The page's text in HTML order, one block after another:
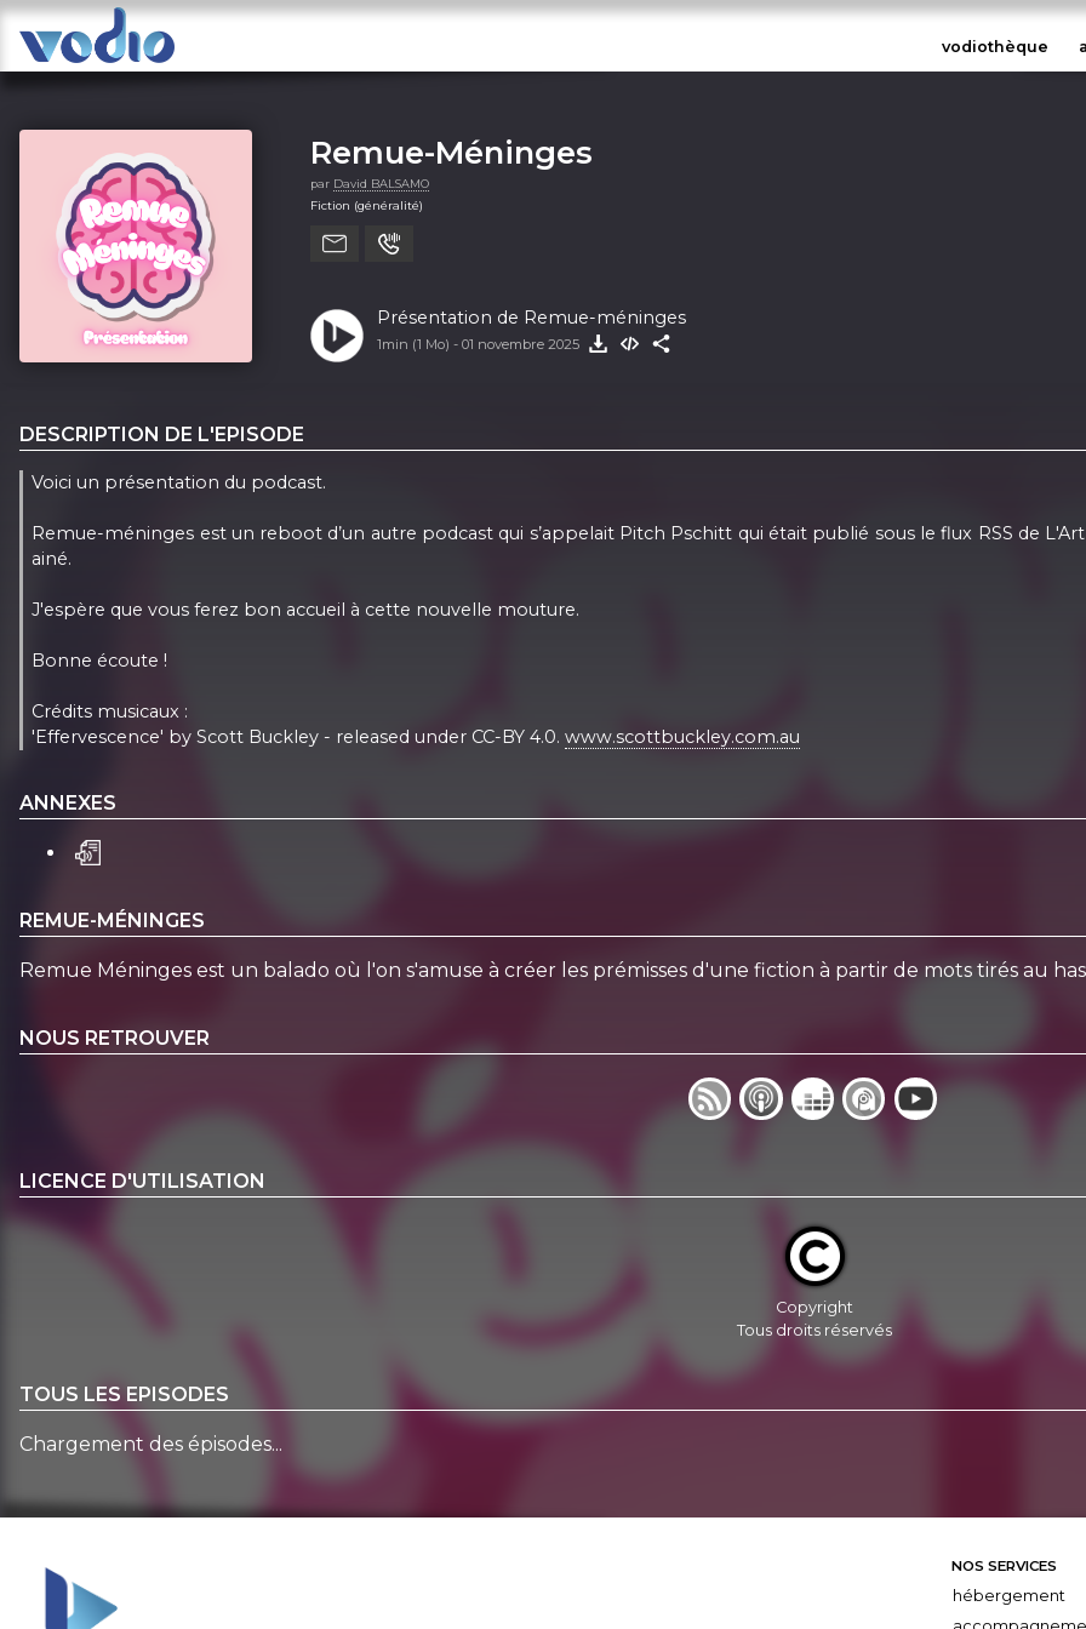
vodiothèque
Remue-Méninges
par David BALSAMO
Fiction (généralité)
Présentation de Remue-méninges
1min (1 Mo) - 01 novembre 2025
DESCRIPTION DE L'EPISODE
Voici un présentation du podcast.
Remue-méninges est un reboot d’un autre podcast qui s’appelait Pitch Pschitt qui était publié sous le flux RSS de
ainé.
J'espère que vous ferez bon accueil à cette nouvelle mouture.
Bonne écoute !
Crédits musicaux :
'Effervescence' by Scott Buckley - released under CC-BY 4.0.www.scottbuckley.com.au
ANNEXES
REMUE-MÉNINGES
Remue Méninges est un balado où l'on s'amuse à créer les prémisses d'une fiction à partir de mots tirés au
NOUS RETROUVER
LICENCE D'UTILISATION
Copyright
Tous droits réservés
TOUS LES EPISODES
Chargement des épisodes...
NOS SERVICES
hébergement